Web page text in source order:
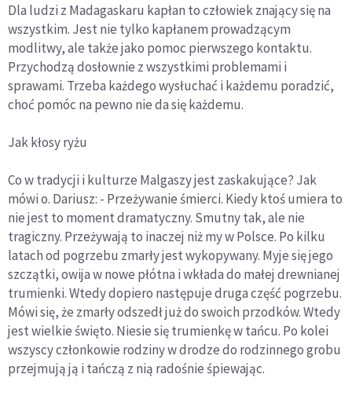
Dla ludzi z Madagaskaru kapłan to człowiek znający się na
wszystkim. Jest nie tylko kapłanem prowadzącym
modlitwy, ale także jako pomoc pierwszego kontaktu.
Przychodzą dosłownie z wszystkimi problemami i
sprawami. Trzeba każdego wysłuchać i każdemu poradzić,
choć pomóc na pewno nie da się każdemu.
Jak kłosy ryżu
Co w tradycji i kulturze Malgaszy jest zaskakujące? Jak
mówi o. Dariusz: - Przeżywanie śmierci. Kiedy ktoś umiera to
nie jest to moment dramatyczny. Smutny tak, ale nie
tragiczny. Przeżywają to inaczej niż my w Polsce. Po kilku
latach od pogrzebu zmarły jest wykopywany. Myje się jego
szczątki, owija w nowe płótna i wkłada do małej drewnianej
trumienki. Wtedy dopiero następuje druga część pogrzebu.
Mówi się, że zmarły odszedł już do swoich przodków. Wtedy
jest wielkie święto. Niesie się trumienkę w tańcu. Po kolei
wszyscy członkowie rodziny w drodze do rodzinnego grobu
przejmują ją i tańczą z nią radośnie śpiewając.